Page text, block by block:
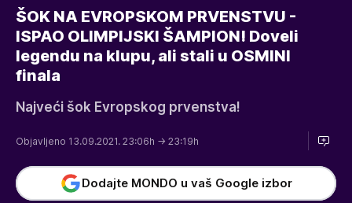
ŠOK NA EVROPSKOM PRVENSTVU -
ISPAO OLIMPIJSKI ŠAMPION! Doveli
legendu na klupu, ali stali u OSMINI
finala
Najveći šok Evropskog prvenstva!
Objavljeno 13.09.2021. 23:06h → 23:19h
Dodajte MONDO u vaš Google izbor